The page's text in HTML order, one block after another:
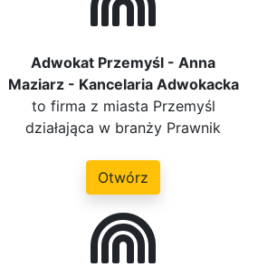
Adwokat Przemyśl - Anna
Maziarz - Kancelaria Adwokacka
to firma z miasta Przemyśl
działająca w branży Prawnik
Otwórz